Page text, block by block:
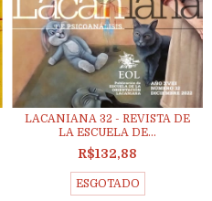
LACANIANA 32 - REVISTA DE
LA ESCUELA DE...
R$132,88
ESGOTADO